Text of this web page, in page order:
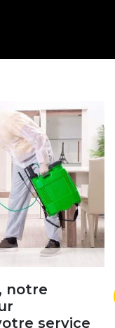
notre
service